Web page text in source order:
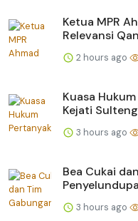
Ketua MPR
Relevansi
2 hours ago
Kuasa
Kejati
3 hours ago
Bea Cukai
3 hours ago